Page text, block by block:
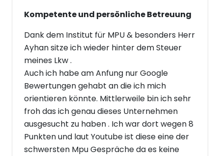
Kompetente und persönliche Betreuung
Dank dem Institut für MPU & besonders Herr
Ayhan sitze ich wieder hinter dem Steuer
meines Lkw .
Auch ich habe am Anfung nur Google
Bewertungen gehabt an die ich mich
orientieren könnte. Mittlerweile bin ich sehr
froh das ich genau dieses Unternehmen
ausgesucht zu haben . Ich war dort wegen 8
Punkten und laut Youtube ist diese eine der
schwersten Mpu Gespräche da es keine